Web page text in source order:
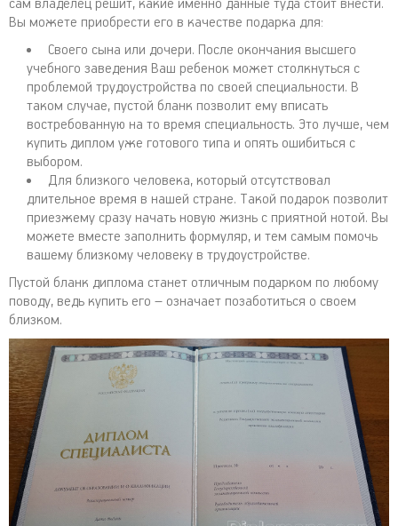
сам владелец решит, какие именно данные туда стоит внести.
Вы можете приобрести его в качестве подарка для:
Своего сына или дочери. После окончания высшего
учебного заведения Ваш ребенок может столкнуться с
проблемой трудоустройства по своей специальности. В
таком случае, пустой бланк позволит ему вписать
востребованную на то время специальность. Это лучше, чем
купить диплом уже готового типа и опять ошибиться с
выбором.
Для близкого человека, который отсутствовал
длительное время в нашей стране. Такой подарок позволит
приезжему сразу начать новую жизнь с приятной нотой. Вы
можете вместе заполнить формуляр, и тем самым помочь
вашему близкому человеку в трудоустройстве.
Пустой бланк диплома станет отличным подарком по любому
поводу, ведь купить его – означает позаботиться о своем
близком.